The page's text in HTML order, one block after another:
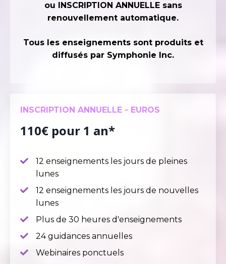
ou INSCRIPTION ANNUELLE sans
renouvellement automatique.
Tous les enseignements sont produits et
diffusés par Symphonie Inc.
INSCRIPTION ANNUELLE - EUROS
110€ pour 1 an*
12 enseignements les jours de pleines
lunes
12 enseignements les jours de nouvelles
lunes
Plus de 30 heures d'enseignements
24 guidances annuelles
Webinaires ponctuels